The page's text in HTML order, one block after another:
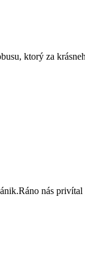
ktorý za
nás